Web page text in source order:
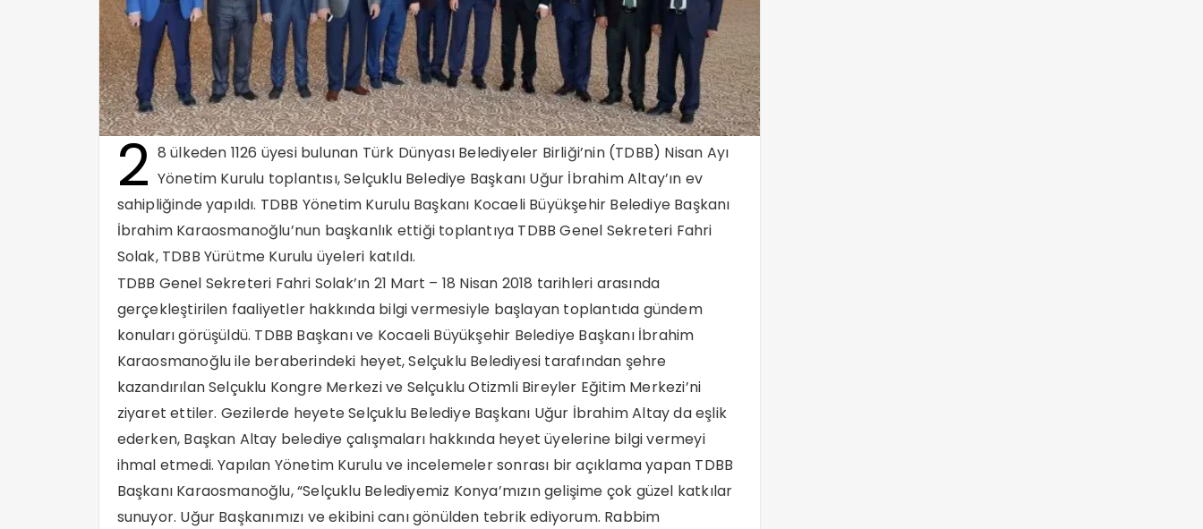
2 8 ülkeden 1126 üyesi bulunan Türk Dünyası Belediyeler Birliği’nin (TDBB) Nisan Ayı
Yönetim Kurulu toplantısı, Selçuklu Belediye Başkanı Uğur İbrahim Altay’ın ev
sahipliğinde yapıldı. TDBB Yönetim Kurulu Başkanı Kocaeli Büyükşehir Belediye Başkanı
İbrahim Karaosmanoğlu’nun başkanlık ettiği toplantıya TDBB Genel Sekreteri Fahri
Solak, TDBB Yürütme Kurulu üyeleri katıldı.
TDBB Genel Sekreteri Fahri Solak’ın 21 Mart – 18 Nisan 2018 tarihleri arasında
gerçekleştirilen faaliyetler hakkında bilgi vermesiyle başlayan toplantıda gündem
konuları görüşüldü. TDBB Başkanı ve Kocaeli Büyükşehir Belediye Başkanı İbrahim
Karaosmanoğlu ile beraberindeki heyet, Selçuklu Belediyesi tarafından şehre
kazandırılan Selçuklu Kongre Merkezi ve Selçuklu Otizmli Bireyler Eğitim Merkezi’ni
ziyaret ettiler. Gezilerde heyete Selçuklu Belediye Başkanı Uğur İbrahim Altay da eşlik
ederken, Başkan Altay belediye çalışmaları hakkında heyet üyelerine bilgi vermeyi
ihmal etmedi. Yapılan Yönetim Kurulu ve incelemeler sonrası bir açıklama yapan TDBB
Başkanı Karaosmanoğlu, “Selçuklu Belediyemiz Konya’mızın gelişime çok güzel katkılar
sunuyor. Uğur Başkanımızı ve ekibini canı gönülden tebrik ediyorum. Rabbim